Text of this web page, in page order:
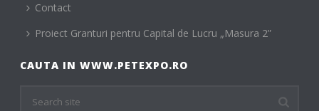
Contact
Proiect Granturi pentru Capital de Lucru „Masura 2”
CAUTA IN WWW.PETEXPO.RO